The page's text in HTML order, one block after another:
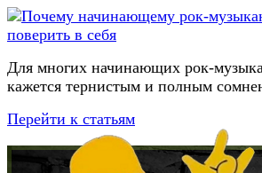
Для многих начинающих рок-
кажется тернистым и полным
Перейти к статьям